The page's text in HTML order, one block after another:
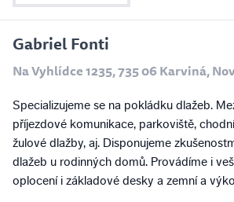
Gabriel Fonti
Na Vyhlídce 1235, 735 06 Karviná,
Specializujeme se na pokládku dlažeb.
příjezdové komunikace, parkoviště,
žulové dlažby, aj. Disponujeme
dlažeb u rodinných domů. Provádíme i
oplocení i základové desky a zemní a